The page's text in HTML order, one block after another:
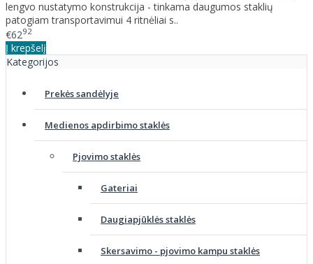
lengvo nustatymo konstrukcija - tinkama daugumos staklių
patogiam transportavimui 4 ritnėliai s..
€6292
Į krepšelį
Kategorijos
Prekės sandėlyje
Medienos apdirbimo staklės
Pjovimo staklės
Gateriai
Daugiapjūklės staklės
Skersavimo - pjovimo kampu staklės